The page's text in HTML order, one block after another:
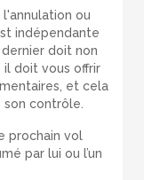
ou
indépendante
doit non
il doit vous offrir
et cela
contrôle.
prochain vol
par lui ou l’un